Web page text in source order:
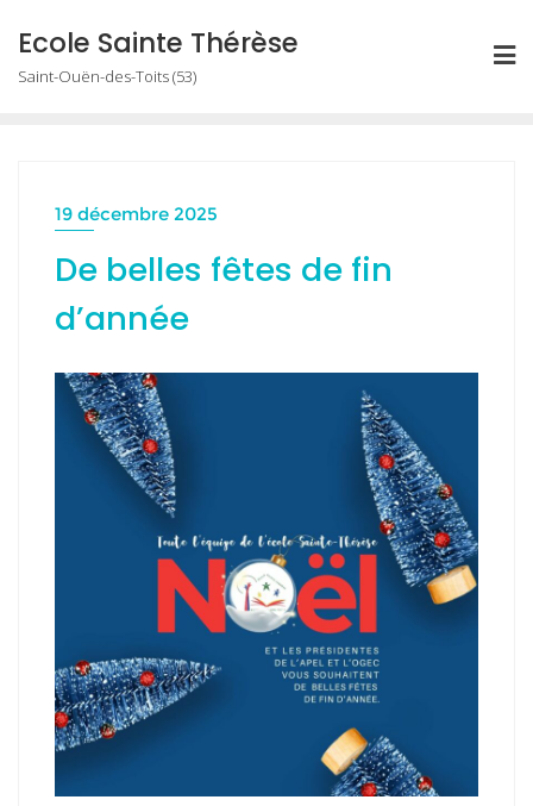
content
Ecole Sainte Thérèse
Saint-Ouën-des-Toits (53)
19 décembre 2025
De belles fêtes de fin
d’année